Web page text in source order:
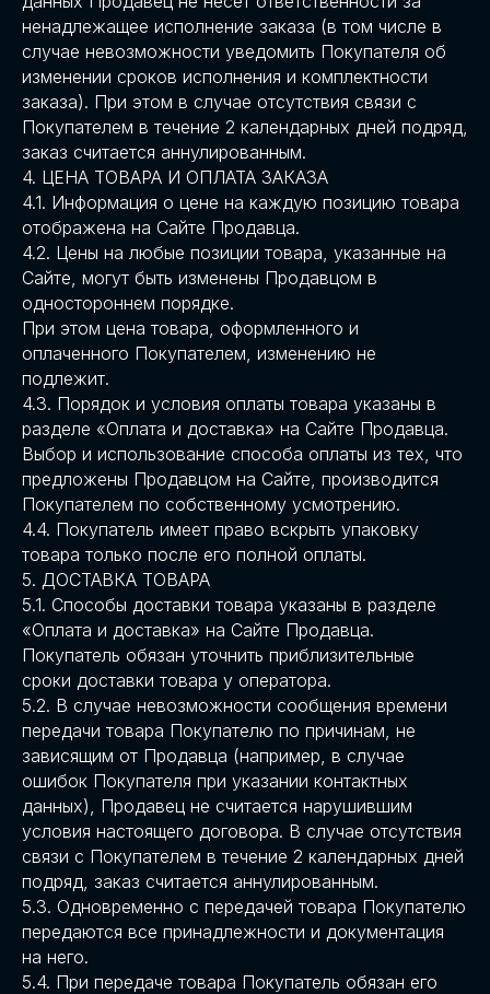
ненадлежащее исполнение заказа (в том числе в
случае невозможности уведомить Покупателя об
изменении сроков исполнения и комплектности
заказа). При этом в случае отсутствия связи с
Покупателем в течение 2 календарных дней подряд,
заказ считается аннулированным.
4. ЦЕНА ТОВАРА И ОПЛАТА ЗАКАЗА
4.1. Информация о цене на каждую позицию товара
отображена на Сайте Продавца.
4.2. Цены на любые позиции товара, указанные на
Сайте, могут быть изменены Продавцом в
одностороннем порядке.
При этом цена товара, оформленного и
оплаченного Покупателем, изменению не
подлежит.
4.3. Порядок и условия оплаты товара указаны в
разделе «Оплата и доставка» на Сайте Продавца.
Выбор и использование способа оплаты из тех, что
предложены Продавцом на Сайте, производится
Покупателем по собственному усмотрению.
4.4. Покупатель имеет право вскрыть упаковку
товара только после его полной оплаты.
5. ДОСТАВКА ТОВАРА
5.1. Способы доставки товара указаны в разделе
«Оплата и доставка» на Сайте Продавца.
Покупатель обязан уточнить приблизительные
сроки доставки товара у оператора.
5.2. В случае невозможности сообщения времени
передачи товара Покупателю по причинам, не
зависящим от Продавца (например, в случае
ошибок Покупателя при указании контактных
данных), Продавец не считается нарушившим
условия настоящего договора. В случае отсутствия
связи с Покупателем в течение 2 календарных дней
подряд, заказ считается аннулированным.
5.3. Одновременно с передачей товара Покупателю
передаются все принадлежности и документация
на него.
5.4. При передаче товара Покупатель обязан его